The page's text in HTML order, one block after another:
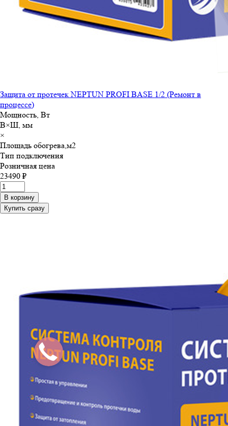
Защита от протечек NEPTUN PROFI BASE 1/2 (Ремонт в
процессе)
Мощность, Вт
В×Ш, мм
×
Площадь обогрева,м2
Тип подключения
Розничная цена
23490 ₽
В корзину
Купить сразу